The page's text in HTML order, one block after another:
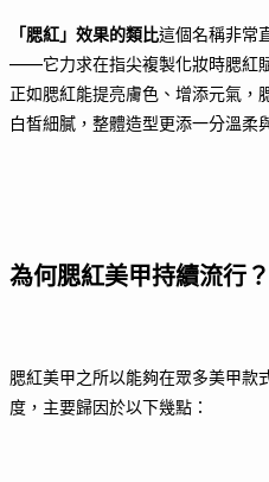
「腮紅」效果的類比這個名稱非常
——它力求在指尖複製化妝時腮紅
正如腮紅能提亮膚色、增添元氣，
白皙細膩，整體造型更添一分溫柔
為何腮紅美甲持續流行
腮紅美甲之所以能夠在眾多美甲款
度，主要歸因於以下幾點：